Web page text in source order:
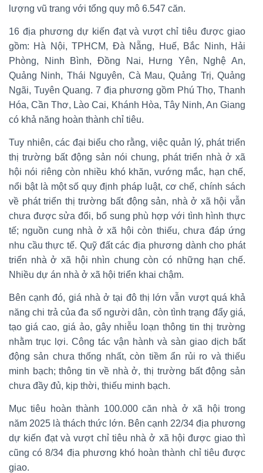
lượng vũ trang với tổng quy mô 6.547 căn.
16 địa phương dự kiến đạt và vượt chỉ tiêu được giao
gồm: Hà Nội, TPHCM, Đà Nẵng, Huế, Bắc Ninh, Hải
Phòng, Ninh Bình, Đồng Nai, Hưng Yên, Nghệ An,
Quảng Ninh, Thái Nguyên, Cà Mau, Quảng Trị, Quảng
Ngãi, Tuyên Quang. 7 địa phương gồm Phú Thọ, Thanh
Hóa, Cần Thơ, Lào Cai, Khánh Hòa, Tây Ninh, An Giang
có khả năng hoàn thành chỉ tiêu.
Tuy nhiên, các đại biểu cho rằng, việc quản lý, phát triển
thị trường bất động sản nói chung, phát triển nhà ở xã
hội nói riêng còn nhiều khó khăn, vướng mắc, hạn chế,
nổi bật là một số quy định pháp luật, cơ chế, chính sách
về phát triển thị trường bất động sản, nhà ở xã hội vẫn
chưa được sửa đổi, bổ sung phù hợp với tình hình thực
tế; nguồn cung nhà ở xã hội còn thiếu, chưa đáp ứng
nhu cầu thực tế. Quỹ đất các địa phương dành cho phát
triển nhà ở xã hội nhìn chung còn có những hạn chế.
Nhiều dự án nhà ở xã hội triển khai chậm.
Bên cạnh đó, giá nhà ở tại đô thị lớn vẫn vượt quá khả
năng chi trả của đa số người dân, còn tình trạng đẩy giá,
tạo giá cao, giá ảo, gây nhiễu loạn thông tin thị trường
nhằm trục lợi. Công tác vận hành và sàn giao dịch bất
động sản chưa thống nhất, còn tiềm ẩn rủi ro và thiếu
minh bạch; thông tin về nhà ở, thị trường bất động sản
chưa đầy đủ, kịp thời, thiếu minh bạch.
Mục tiêu hoàn thành 100.000 căn nhà ở xã hội trong
năm 2025 là thách thức lớn. Bên cạnh 22/34 địa phương
dự kiến đạt và vượt chỉ tiêu nhà ở xã hội được giao thì
cũng có 8/34 địa phương khó hoàn thành chỉ tiêu được
giao.